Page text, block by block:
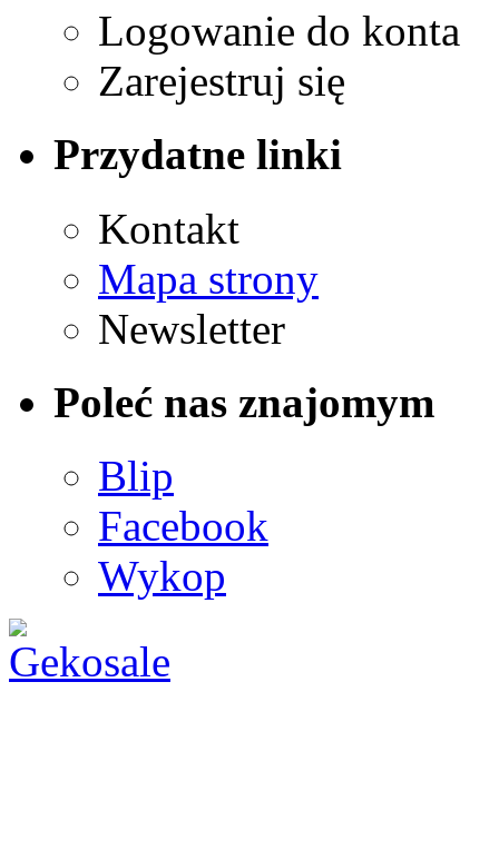
Logowanie do konta
Zarejestruj się
Przydatne linki
Kontakt
Mapa strony
Newsletter
Poleć nas znajomym
Blip
Facebook
Wykop